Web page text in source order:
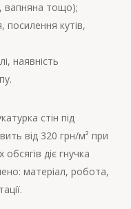
вапняна тощо);
кутів,
наявність
стін під
від 320 грн/м² при
діє гнучка
матеріал, робота,